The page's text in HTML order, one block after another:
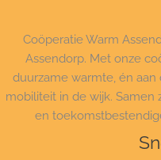
Coöperatie Warm
Assendorp. Met onze
duurzame warmte, én
mobiliteit in de wijk.
en